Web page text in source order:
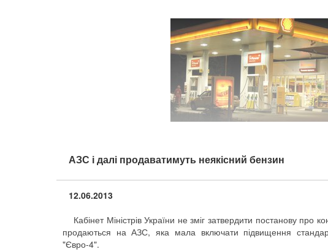
АЗС і далі продаватимуть неякісний бензин
12.06.2013
Кабінет Міністрів України не зміг затвердити постанову про
продаються на АЗС, яка мала включати підвищення
"Євро-4".